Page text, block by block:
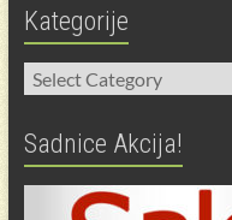
Kategorije
Kategorije
Sadnice Akcija!